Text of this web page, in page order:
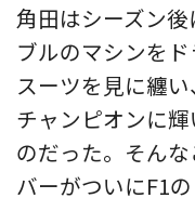
角田はシーズン
ブルのマシンを
スーツを見に纏
チャンピオンに
のだった。そん
バーがついにF1